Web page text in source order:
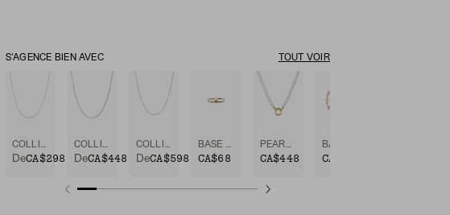
S'AGENCE BIEN AVEC TOUT VOIR
DeCA$298 DeCA$448 DeCA$598 CA$68 CA$448 CA$628